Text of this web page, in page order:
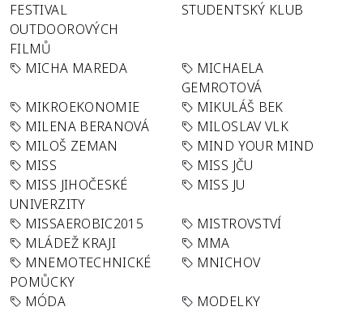
FESTIVAL
OUTDOOROVÝCH
FILMŮ
STUDENTSKÝ KLUB
MICHA MAREDA
MICHAELA
GEMROTOVÁ
MIKROEKONOMIE
MIKULÁŠ BEK
MILENA BERANOVÁ
MILOSLAV VLK
MILOŠ ZEMAN
MIND YOUR MIND
MISS
MISS JČU
MISS JIHOČESKÉ
UNIVERZITY
MISS JU
MISSAEROBIC2015
MISTROVSTVÍ
MLÁDEŽ KRAJI
MMA
MNEMOTECHNICKÉ
POMŮCKY
MNICHOV
MÓDA
MODELKY